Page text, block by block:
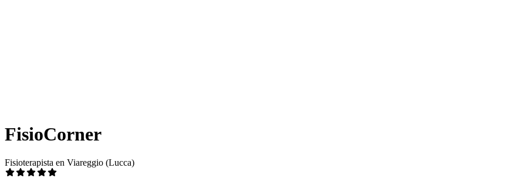
FisioCorner
Fisioterapista en Viareggio (Lucca)